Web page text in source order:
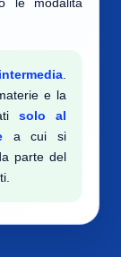
e la
solo al
a cui si
parte del